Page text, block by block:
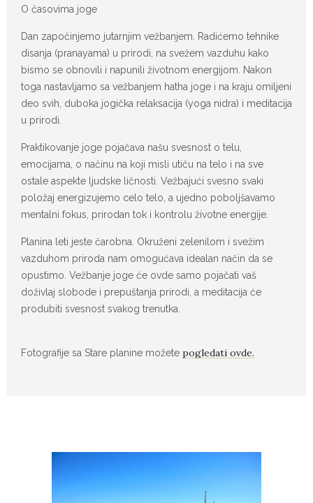
O časovima joge
Dan započinjemo jutarnjim vežbanjem. Radićemo tehnike
disanja (pranayama) u prirodi, na svežem vazduhu kako
bismo se obnovili i napunili životnom energijom. Nakon
toga nastavljamo sa vežbanjem hatha joge i na kraju omiljeni
deo svih, duboka jogička relaksacija (yoga nidra) i meditacija
u prirodi.
Praktikovanje joge pojačava našu svesnost o telu,
emocijama, o načinu na koji misli utiču na telo i na sve
ostale aspekte ljudske ličnosti. Vežbajući svesno svaki
položaj energizujemo celo telo, a ujedno poboljšavamo
mentalni fokus, prirodan tok i kontrolu životne energije.
Planina leti jeste čarobna. Okruženi zelenilom i svežim
vazduhom priroda nam omogućava idealan način da se
opustimo. Vežbanje joge će ovde samo pojačati vaš
doživlaj slobode i prepuštanja prirodi, a meditacija će
produbiti svesnost svakog trenutka.
Fotografije sa Stare planine možete pogledati ovde.